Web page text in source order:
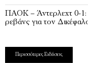
ΠΑΟΚ – Άντερλεχτ 0-1:
ρεβάνς για τον
Περισσότερες Ειδήσεις